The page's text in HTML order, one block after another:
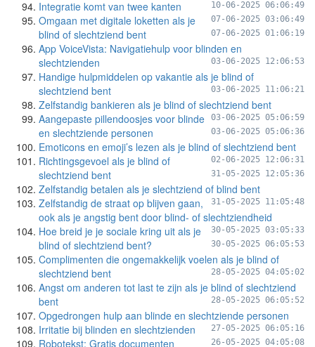
10-06-2025 06:06:49
Integratie komt van twee kanten
07-06-2025 03:06:49
Omgaan met digitale loketten als je
blind of slechtziend bent
07-06-2025 01:06:19
App VoiceVista: Navigatiehulp voor blinden en
slechtzienden
03-06-2025 12:06:53
Handige hulpmiddelen op vakantie als je blind of
slechtziend bent
03-06-2025 11:06:21
Zelfstandig bankieren als je blind of slechtziend bent
03-06-2025 05:06:59
Aangepaste pillendoosjes voor blinde
en slechtziende personen
03-06-2025 05:06:36
Emoticons en emoji’s lezen als je blind of slechtziend bent
02-06-2025 12:06:31
Richtingsgevoel als je blind of
slechtziend bent
31-05-2025 12:05:36
Zelfstandig betalen als je slechtziend of blind bent
31-05-2025 11:05:48
Zelfstandig de straat op blijven gaan,
ook als je angstig bent door blind- of slechtziendheid
30-05-2025 03:05:33
Hoe breid je je sociale kring uit als je
blind of slechtziend bent?
30-05-2025 06:05:53
Complimenten die ongemakkelijk voelen als je blind of
slechtziend bent
28-05-2025 04:05:02
Angst om anderen tot last te zijn als je blind of slechtziend
bent
28-05-2025 06:05:52
Opgedrongen hulp aan blinde en slechtziende personen
27-05-2025 06:05:16
Irritatie bij blinden en slechtzienden
26-05-2025 04:05:08
Robotekst: Gratis documenten